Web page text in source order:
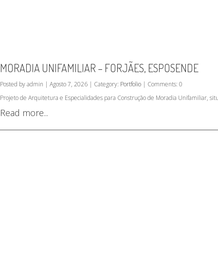
MORADIA UNIFAMILIAR – FORJÃES, ESPOSENDE
Posted by admin | Agosto 7, 2026 | Category: Portfolio | Comments: 0
Projeto de Arquitetura e Especialidades para Construção de Moradia Unifamiliar,
Read more...